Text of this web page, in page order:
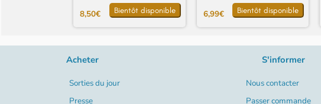
8,50€ Bientôt disponible 6,99€ Bientôt disponible
Acheter
Sorties du jour
Presse
S'informer
Nous contacter
Passer commande